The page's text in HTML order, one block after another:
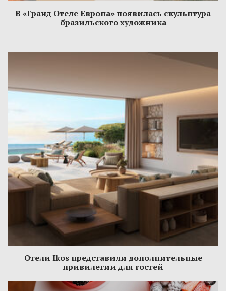
В «Гранд Отеле Европа» появилась скульптура
бразильского художника
Отели Ikos представили дополнительные
привилегии для гостей